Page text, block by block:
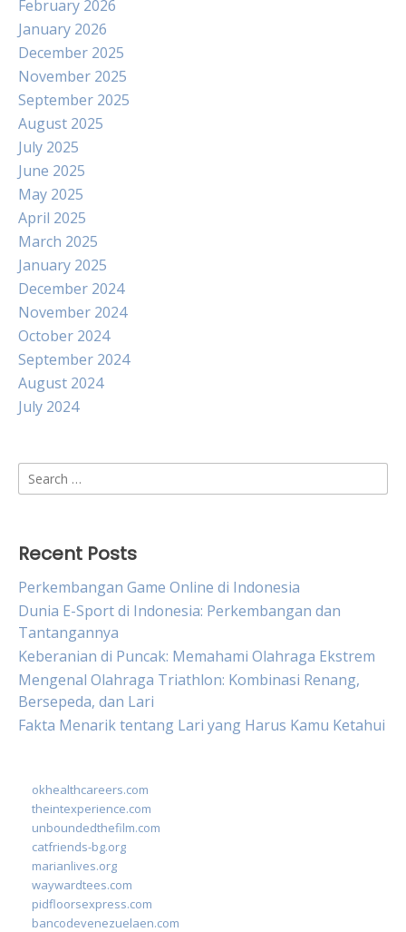
February 2026
January 2026
December 2025
November 2025
September 2025
August 2025
July 2025
June 2025
May 2025
April 2025
March 2025
January 2025
December 2024
November 2024
October 2024
September 2024
August 2024
July 2024
Search
for:
Recent Posts
Perkembangan Game Online di Indonesia
Dunia E-Sport di Indonesia: Perkembangan dan
Tantangannya
Keberanian di Puncak: Memahami Olahraga Ekstrem
Mengenal Olahraga Triathlon: Kombinasi Renang,
Bersepeda, dan Lari
Fakta Menarik tentang Lari yang Harus Kamu Ketahui
okhealthcareers.com
theintexperience.com
unboundedthefilm.com
catfriends-bg.org
marianlives.org
waywardtees.com
pidfloorsexpress.com
bancodevenezuelaen.com